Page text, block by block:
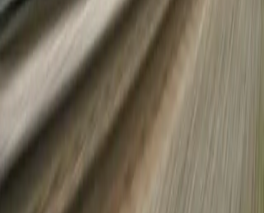
KVKK aydınlatma metnini okudum ve kabul ediyorum.
Tanıtım, kampanya ve bilgilendirme amaçlı elektronik ileti almayı
kabul ediyorum.
Hayalindeki Rotayı Keşfet
Antonina Turizm · Belge No 4011
İletişim
0850 303 50 90
info@antoninaturizm.com
Şişli/İstanbul